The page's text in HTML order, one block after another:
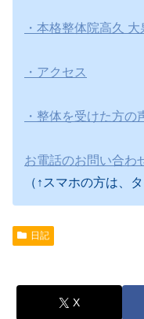
・本格整体院高久
・アクセス
・整体を受けた方の
お電話のお問い合わ
（↑スマホの方は、
日記
X